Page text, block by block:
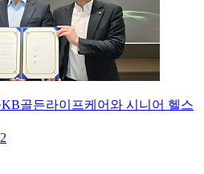
골든라이프케어와 시니어 헬스